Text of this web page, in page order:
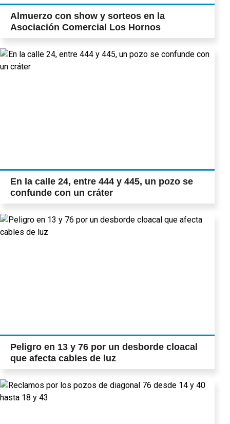
Almuerzo con show y sorteos en la
Asociación Comercial Los Hornos
En la calle 24, entre 444 y 445, un pozo se
confunde con un cráter
Peligro en 13 y 76 por un desborde cloacal
que afecta cables de luz